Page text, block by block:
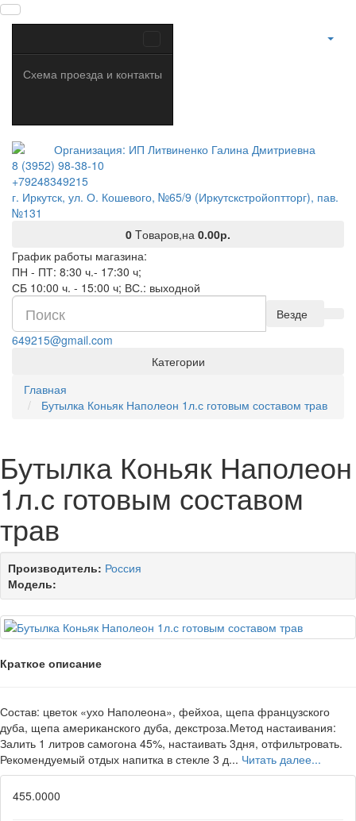
Схема проезда и контакты
8 (3952) 98-38-10
+79248349215
г. Иркутск, ул. О. Кошевого, №65/9 (Иркутскстройоптторг), пав.
№131
0 Tоваров,на 0.00р.
График работы магазина:
ПН - ПТ: 8:30 ч.- 17:30 ч;
СБ 10:00 ч. - 15:00 ч; ВС.: выходной
Везде
649215@gmail.com
Категории
Главная
Бутылка Коньяк Наполеон 1л.с готовым составом трав
Бутылка Коньяк Наполеон
1л.с готовым составом
трав
Производитель: Россия
Модель:
Краткое описание
Состав: цветок «ухо Наполеона», фейхоа, щепа французского
дуба, щепа американского дуба, декстроза.Метод настаивания:
Залить 1 литров самогона 45%, настаивать 3дня, отфильтровать.
Рекомендуемый отдых напитка в стекле 3 д... Читать далее...
455.0000